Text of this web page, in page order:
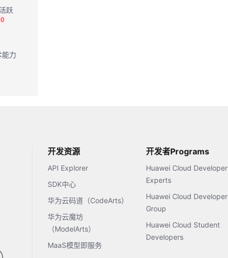
0
开发资源
API Explorer
SDK中心
华为云码道（CodeArts）
华为云魔坊
（ModelArts）
MaaS模型即服务
开发者Programs
Huawei Cloud Developer
Experts
Huawei Cloud Developer
Group
Huawei Cloud Student
Developers